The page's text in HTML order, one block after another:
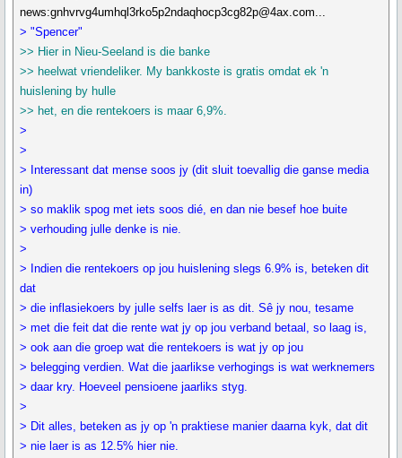
news:gnhvrvg4umhql3rko5p2ndaqhocp3cg82p@4ax.com...
> "Spencer"
>> Hier in Nieu-Seeland is die banke
>> heelwat vriendeliker. My bankkoste is gratis omdat ek 'n
huislening by hulle
>> het, en die rentekoers is maar 6,9%.
>
>
> Interessant dat mense soos jy (dit sluit toevallig die ganse media
in)
> so maklik spog met iets soos dié, en dan nie besef hoe buite
> verhouding julle denke is nie.
>
> Indien die rentekoers op jou huislening slegs 6.9% is, beteken dit
dat
> die inflasiekoers by julle selfs laer is as dit. Sê jy nou, tesame
> met die feit dat die rente wat jy op jou verband betaal, so laag is,
> ook aan die groep wat die rentekoers is wat jy op jou
> belegging verdien. Wat die jaarlikse verhogings is wat werknemers
> daar kry. Hoeveel pensioene jaarliks styg.
>
> Dit alles, beteken as jy op 'n praktiese manier daarna kyk, dat dit
> nie laer is as 12.5% hier nie.